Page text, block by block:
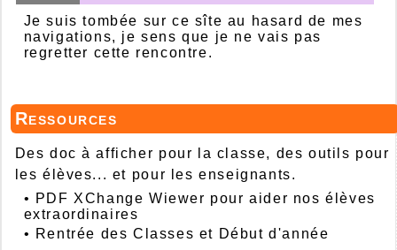
Je suis tombée sur ce sîte au hasard de mes
navigations, je sens que je ne vais pas
regretter cette rencontre.
Ressources
Des doc à afficher pour la classe, des outils pour
les élèves... et pour les enseignants.
• PDF XChange Wiewer pour aider nos élèves
extraordinaires
• Rentrée des Classes et Début d'année